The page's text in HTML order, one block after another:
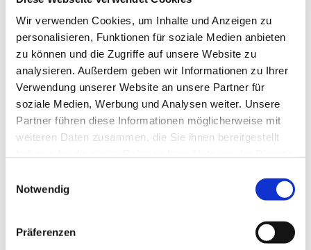
Wir verwenden Cookies, um Inhalte und Anzeigen zu
personalisieren, Funktionen für soziale Medien anbieten
zu können und die Zugriffe auf unsere Website zu
analysieren. Außerdem geben wir Informationen zu Ihrer
Verwendung unserer Website an unsere Partner für
soziale Medien, Werbung und Analysen weiter. Unsere
Partner führen diese Informationen möglicherweise mit
weiteren Daten zusammen, die Sie ihnen bereitgestellt
Notwendig
Präferenzen
Dezember 2025
November 2025
Oktober 2025
September 2025
August 2025
Juli 2025
Mai 2025
März 2025